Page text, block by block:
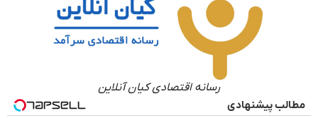
رسانه اقتصادی کیان آنلاین
مطالب پیشنهادی